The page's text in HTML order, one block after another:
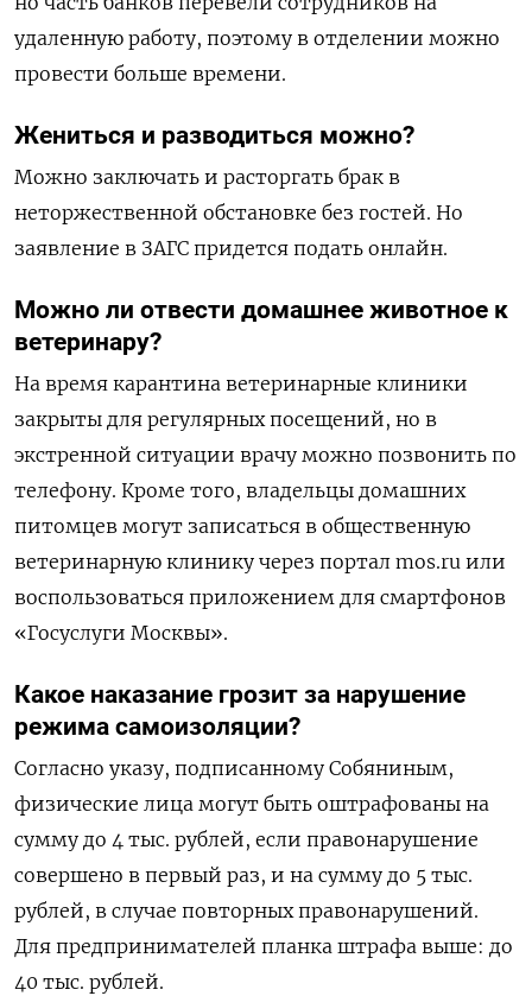
удаленную работу, поэтому в отделении можно
провести больше времени.
Жениться и разводиться можно?
Можно заключать и расторгать брак в
неторжественной обстановке без гостей. Но
заявление в ЗАГС придется подать онлайн.
Можно ли отвести домашнее животное к
ветеринару?
На время карантина ветеринарные клиники
закрыты для регулярных посещений, но в
экстренной ситуации врачу можно позвонить по
телефону. Кроме того, владельцы домашних
питомцев могут записаться в общественную
ветеринарную клинику через портал mos.ru или
воспользоваться приложением для смартфонов
«Госуслуги Москвы».
Какое наказание грозит за нарушение
режима самоизоляции?
Согласно указу, подписанному Собяниным,
физические лица могут быть оштрафованы на
сумму до 4 тыс. рублей, если правонарушение
совершено в первый раз, и на сумму до 5 тыс.
рублей, в случае повторных правонарушений.
Для предпринимателей планка штрафа выше: до
40 тыс. рублей.